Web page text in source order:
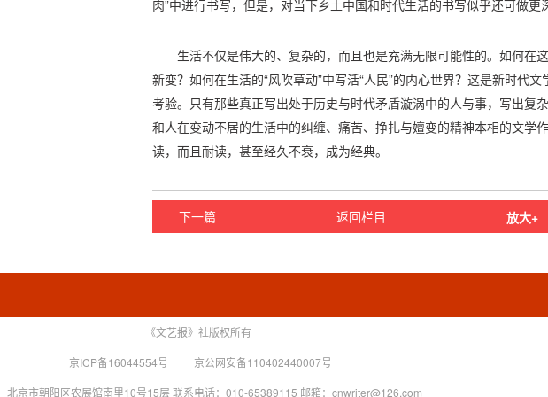
肉”中进行书写，但是，对当下乡土中国和时代生活的书写似乎还可做更
生活不仅是伟大的、复杂的，而且也是充满无限可能性的。如何在
新变？如何在生活的“风吹草动”中写活“人民”的内心世界？这是新时代
考验。只有那些真正写出处于历史与时代矛盾漩涡中的人与事，写出复
和人在变动不居的生活中的纠缠、痛苦、挣扎与嬗变的精神本相的文学
读，而且耐读，甚至经久不衰，成为经典。
返回栏目
下一篇 放大+
《文艺报》社版权所有
京ICP备16044554号
京公网安备110402440007号
北京市朝阳区农展馆南里10号15层 联系电话：010-65389115 邮箱：cnwriter@126.com